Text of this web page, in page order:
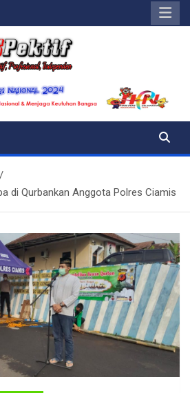
di Qurbankan Anggota Polres Ciamis